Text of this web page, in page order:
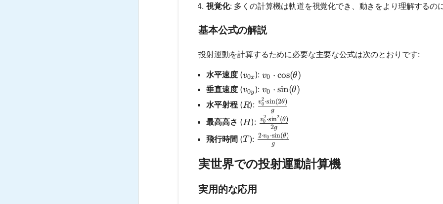
視覚化: 多くの計算機は軌道を視覚化でき、動きをより理解するの
基本公式の解説
投射運動を計算するために必要な主要な公式は次のとおりです:
水平速度(v_{0x}
v0x):v_{0} \cdot \cos(\theta)
v0 ⋅ cos(θ)
垂直速度(v_{0y}
v0y ):v_{0} \cdot \sin(\theta)
v0 ⋅ sin(θ)
水平射程(R
R): \frac{v_{0}^2 \cdot \sin(2\theta)}{g}
g
v0
2⋅sin(2θ)
最高高さ (H
H): \frac{v_{0}^2 \cdot \sin^2(\theta)}{2g}
2g
v0
2⋅sin2(θ)
飛行時間(T
T ): \frac{2 \cdot v_{0} \cdot \sin(\theta)}{g}
g
2⋅v0 ⋅sin(θ)
実世界での投射運動計算機
実用的な応用